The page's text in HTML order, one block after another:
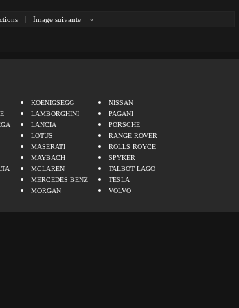
| Image suivante »
KOENIGSEGG
LAMBORGHINI
LANCIA
LOTUS
MASERATI
MAYBACH
MCLAREN
MERCEDES BENZ
MORGAN
NISSAN
PAGANI
PORSCHE
RANGE ROVER
ROLLS ROYCE
SPYKER
TALBOT LAGO
TESLA
VOLVO